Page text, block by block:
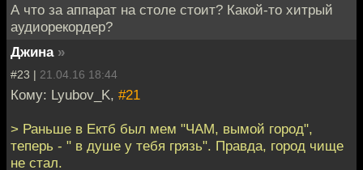
А что за аппарат на столе стоит? Какой-то хитрый
аудиорекордер?
Джина »
#23 | 21.04.16 18:44
Кому: Lyubov_K, #21
> Раньше в Ектб был мем "ЧАМ, вымой город",
теперь - " в душе у тебя грязь". Правда, город чище
не стал.